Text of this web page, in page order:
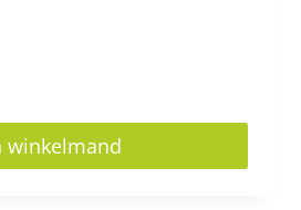
winkelmand